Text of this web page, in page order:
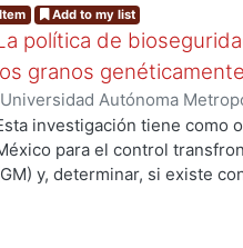
Item Add to my list
política de
granos
Universidad Autónoma
Servicios de Información.,
investigación tiene como
para el control
y, determinar, si existe